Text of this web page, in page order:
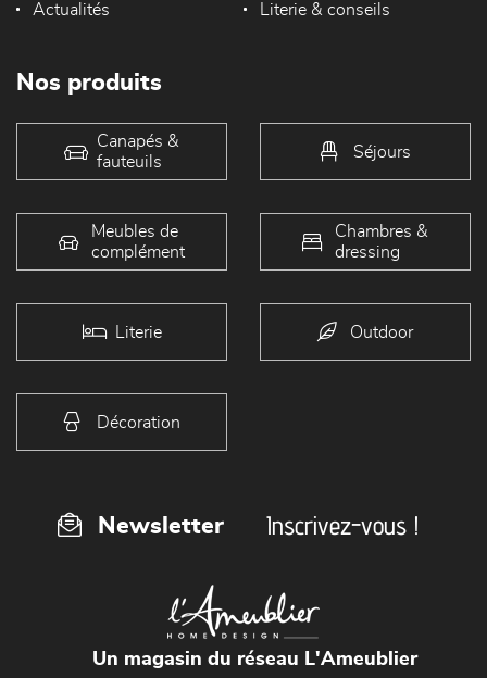
Actualités Literie & conseils
Nos produits
Canapés &
fauteuils
Séjours
Meubles de
complément
Chambres &
dressing
Literie Outdoor
Décoration
Newsletter Inscrivez-vous !
Un magasin du réseau L'Ameublier